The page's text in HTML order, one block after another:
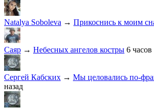
Natalya Soboleva → Прикоснись к моим
Саяр → Небесных ангелов костры 6 часов
Сергей Кабских → Мы целовались по-
назад